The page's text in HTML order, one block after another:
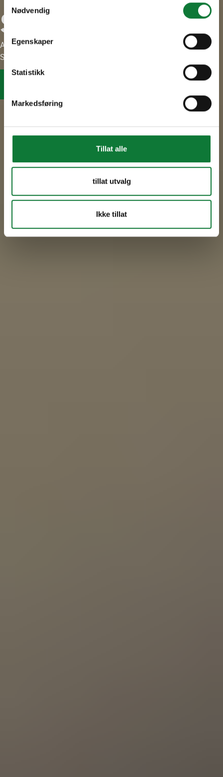
Nødvendig
Egenskaper
Statistikk
Markedsføring
Tillat alle
tillat utvalg
Ikke tillat
SAPA Awards
A Stage for Bold Architectural Design, Innovation &
Sustainability